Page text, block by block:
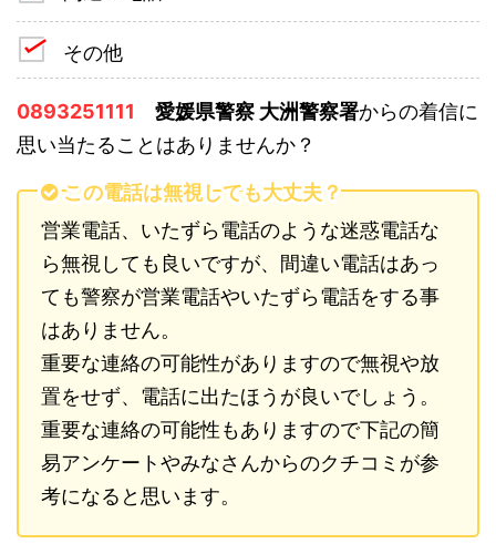
その他
0893251111 愛媛県警察 大洲警察署からの着信に
思い当たることはありませんか？
この電話は無視しても大丈夫？
営業電話、いたずら電話のような迷惑電話な
ら無視しても良いですが、間違い電話はあっ
ても警察が営業電話やいたずら電話をする事
はありません。
重要な連絡の可能性がありますので無視や放
置をせず、電話に出たほうが良いでしょう。
重要な連絡の可能性もありますので下記の簡
易アンケートやみなさんからのクチコミが参
考になると思います。